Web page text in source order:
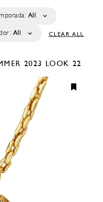
All
All CLEAR ALL
2023 LOOK 22